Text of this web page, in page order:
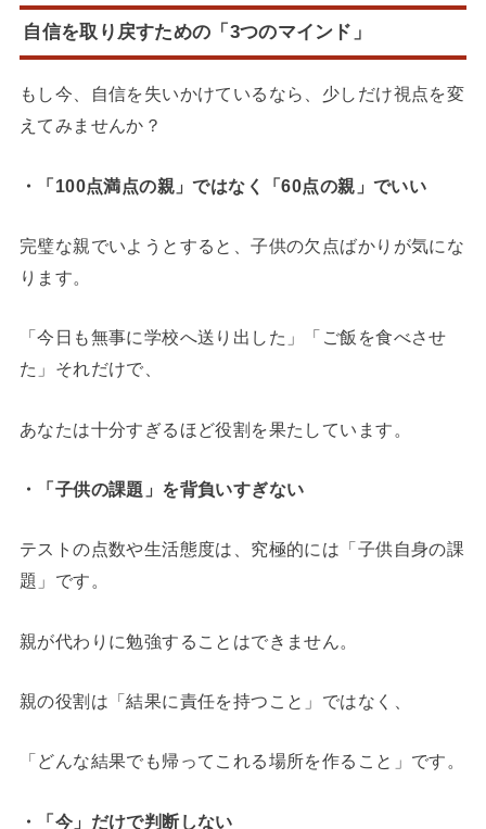
自信を取り戻すための「3つのマインド」
もし今、自信を失いかけているなら、少しだけ視点を変
えてみませんか？
・「100点満点の親」ではなく「60点の親」でいい
完璧な親でいようとすると、子供の欠点ばかりが気にな
ります。
「今日も無事に学校へ送り出した」「ご飯を食べさせ
た」それだけで、
あなたは十分すぎるほど役割を果たしています。
・「子供の課題」を背負いすぎない
テストの点数や生活態度は、究極的には「子供自身の課
題」です。
親が代わりに勉強することはできません。
親の役割は「結果に責任を持つこと」ではなく、
「どんな結果でも帰ってこれる場所を作ること」です。
・「今」だけで判断しない